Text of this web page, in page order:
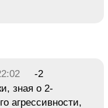
-2
зная о 2-
агрессивности,